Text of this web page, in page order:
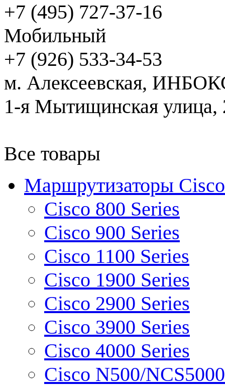
+7 (495) 727-37-16
Мобильный
+7 (926) 533-34-53
м. Алексеевская,
1-я Мытищинская улица,
Все товары
Маршрутизаторы Cisco
Cisco 800 Series
Cisco 900 Series
Cisco 1100 Series
Cisco 1900 Series
Cisco 2900 Series
Cisco 3900 Series
Cisco 4000 Series
Cisco N500/